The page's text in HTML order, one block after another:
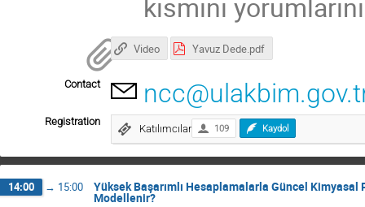
kısmını
Video Yavuz Dede.pdf
Contact
Registration
Katılımcılar 109 Kaydol
14:00 → 15:00 Yüksek Başarımlı Hesaplamalarla Güncel
Modellenir?